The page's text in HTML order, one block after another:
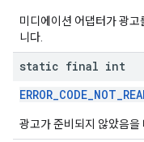
미디에이션 어댑터가 광
니다.
static final int
광고가 준비되지 않았음을